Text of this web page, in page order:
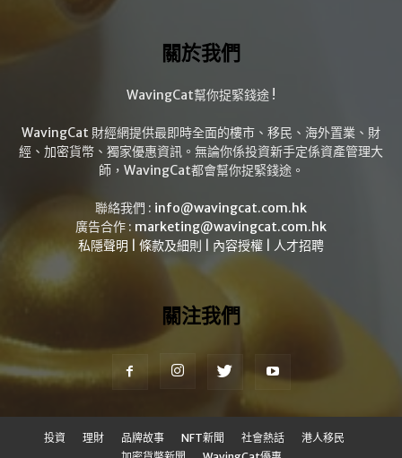
關於我們
WavingCat幫你捉緊錢途 !
WavingCat 財經網提供最即時全面的樓市、移民、海外置業、財
經、加密貨幣、獨家優惠資訊。無論你係投資新手定係資產管理大
師，WavingCat都會幫你捉緊錢途。
聯絡我們 : info@wavingcat.com.hk
廣告合作 : marketing@wavingcat.com.hk
私隱聲明
條款及細則 內容授權 人才招聘
關注我們
投資 理財 品牌故事 NFT新聞 社會熱話
港人移民